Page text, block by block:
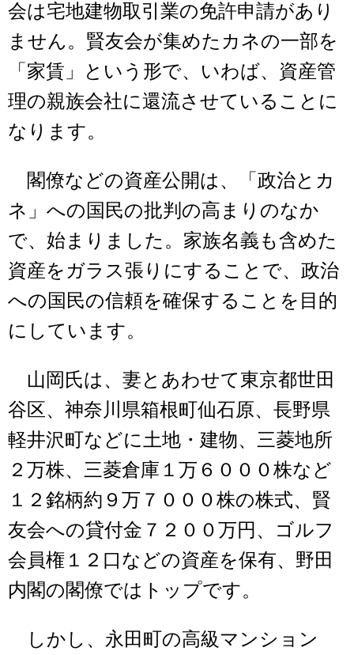
会は宅地建物取引業の免許申請があり
ません。賢友会が集めたカネの一部を
「家賃」という形で、いわば、資産管
理の親族会社に還流させていることに
なります。
閣僚などの資産公開は、「政治とカ
ネ」への国民の批判の高まりのなか
で、始まりました。家族名義も含めた
資産をガラス張りにすることで、政治
への国民の信頼を確保することを目的
にしています。
山岡氏は、妻とあわせて東京都世田
谷区、神奈川県箱根町仙石原、長野県
軽井沢町などに土地・建物、三菱地所
２万株、三菱倉庫１万６０００株など
１２銘柄約９万７０００株の株式、賢
友会への貸付金７２００万円、ゴルフ
会員権１２口などの資産を保有、野田
内閣の閣僚ではトップです。
しかし、永田町の高級マンション